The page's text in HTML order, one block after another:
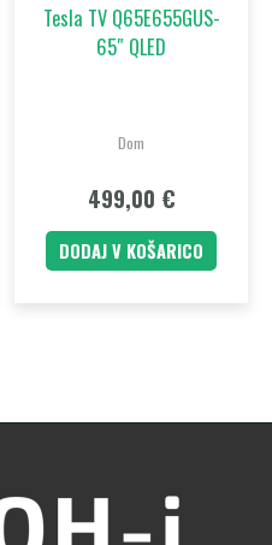
Tesla TV Q65E655GUS-
65″ QLED
Dom
499,00 €
DODAJ V KOŠARICO